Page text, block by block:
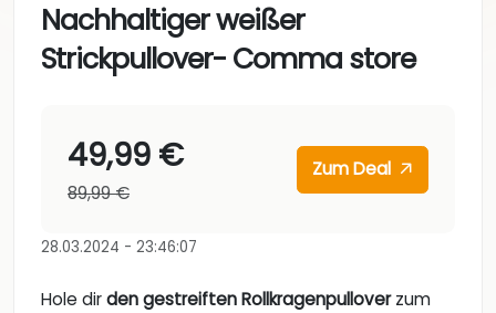
Nachhaltiger weißer
Strickpullover- Comma store
49,99 €
89,99 €
Zum Deal
28.03.2024 - 23:46:07
Hole dirden gestreiften Rollkragenpulloverzum